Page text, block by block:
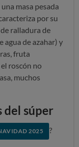
masa pesada
por su
ralladura de
agua de azahar) y
fruta
roscón no
muchos
del súper
2025 ?